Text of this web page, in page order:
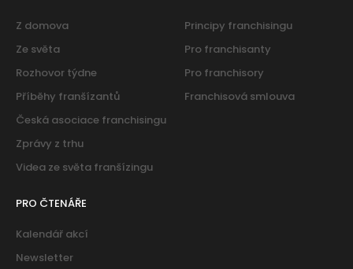
Z domova
Ze světa
Rozhovor týdne
Příběhy franšízantů
Česká asociace franchisingu
Zprávy z trhu
Videa ze světa franšízingu
Principy franchisingu
Pro franchisanty
Pro franchisory
Franchisová smlouva
PRO ČTENÁŘE
Kalendář akcí
Newsletter